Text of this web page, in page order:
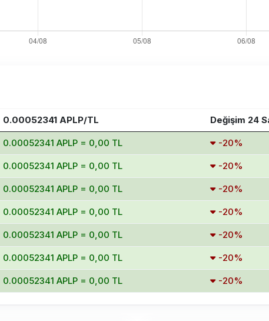
0.00052341 APLP/TL Değişim 24
0.00052341 APLP = 0,00 TL -20%
0.00052341 APLP = 0,00 TL -20%
0.00052341 APLP = 0,00 TL -20%
0.00052341 APLP = 0,00 TL -20%
0.00052341 APLP = 0,00 TL -20%
0.00052341 APLP = 0,00 TL -20%
0.00052341 APLP = 0,00 TL -20%